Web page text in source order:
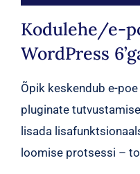
Kodulehe/e-
WordPress
Õpik keskendub e-
pluginate
lisada
loomise protsessi –